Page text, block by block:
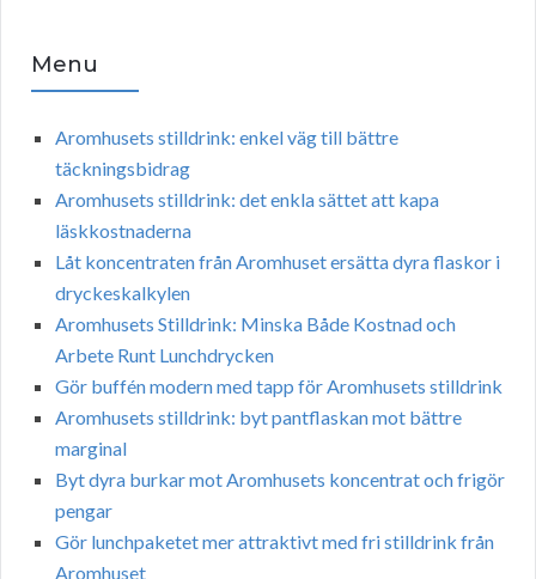
Menu
Aromhusets stilldrink: enkel väg till bättre
täckningsbidrag
Aromhusets stilldrink: det enkla sättet att kapa
läskkostnaderna
Låt koncentraten från Aromhuset ersätta dyra flaskor i
dryckeskalkylen
Aromhusets Stilldrink: Minska Både Kostnad och
Arbete Runt Lunchdrycken
Gör buffén modern med tapp för Aromhusets stilldrink
Aromhusets stilldrink: byt pantflaskan mot bättre
marginal
Byt dyra burkar mot Aromhusets koncentrat och frigör
pengar
Gör lunchpaketet mer attraktivt med fri stilldrink från
Aromhuset